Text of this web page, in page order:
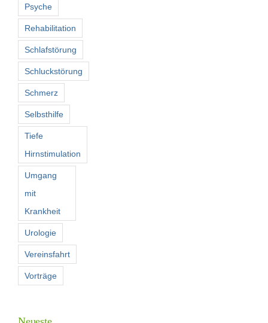
Psyche
Rehabilitation
Schlafstörung
Schluckstörung
Schmerz
Selbsthilfe
Tiefe
Hirnstimulation
Umgang
mit
Krankheit
Urologie
Vereinsfahrt
Vorträge